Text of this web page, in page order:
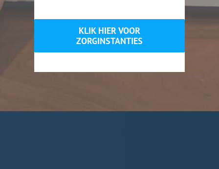
KLIK HIER VOOR
ZORGINSTANTIES